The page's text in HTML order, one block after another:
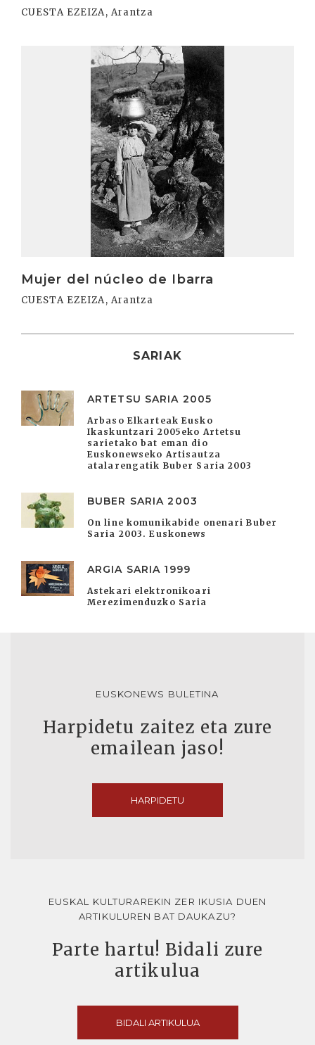
CUESTA EZEIZA, Arantza
Mujer del núcleo de Ibarra
CUESTA EZEIZA, Arantza
SARIAK
ARTETSU SARIA 2005
Arbaso Elkarteak Eusko
Ikaskuntzari 2005eko Artetsu
sarietako bat eman dio
Euskonewseko Artisautza
atalarengatik Buber Saria 2003
BUBER SARIA 2003
On line komunikabide onenari Buber
Saria 2003. Euskonews
ARGIA SARIA 1999
Astekari elektronikoari
Merezimenduzko Saria
EUSKONEWS BULETINA
Harpidetu zaitez eta zure
emailean jaso!
HARPIDETU
EUSKAL KULTURAREKIN ZER IKUSIA DUEN
ARTIKULUREN BAT DAUKAZU?
Parte hartu! Bidali zure
artikulua
BIDALI ARTIKULUA